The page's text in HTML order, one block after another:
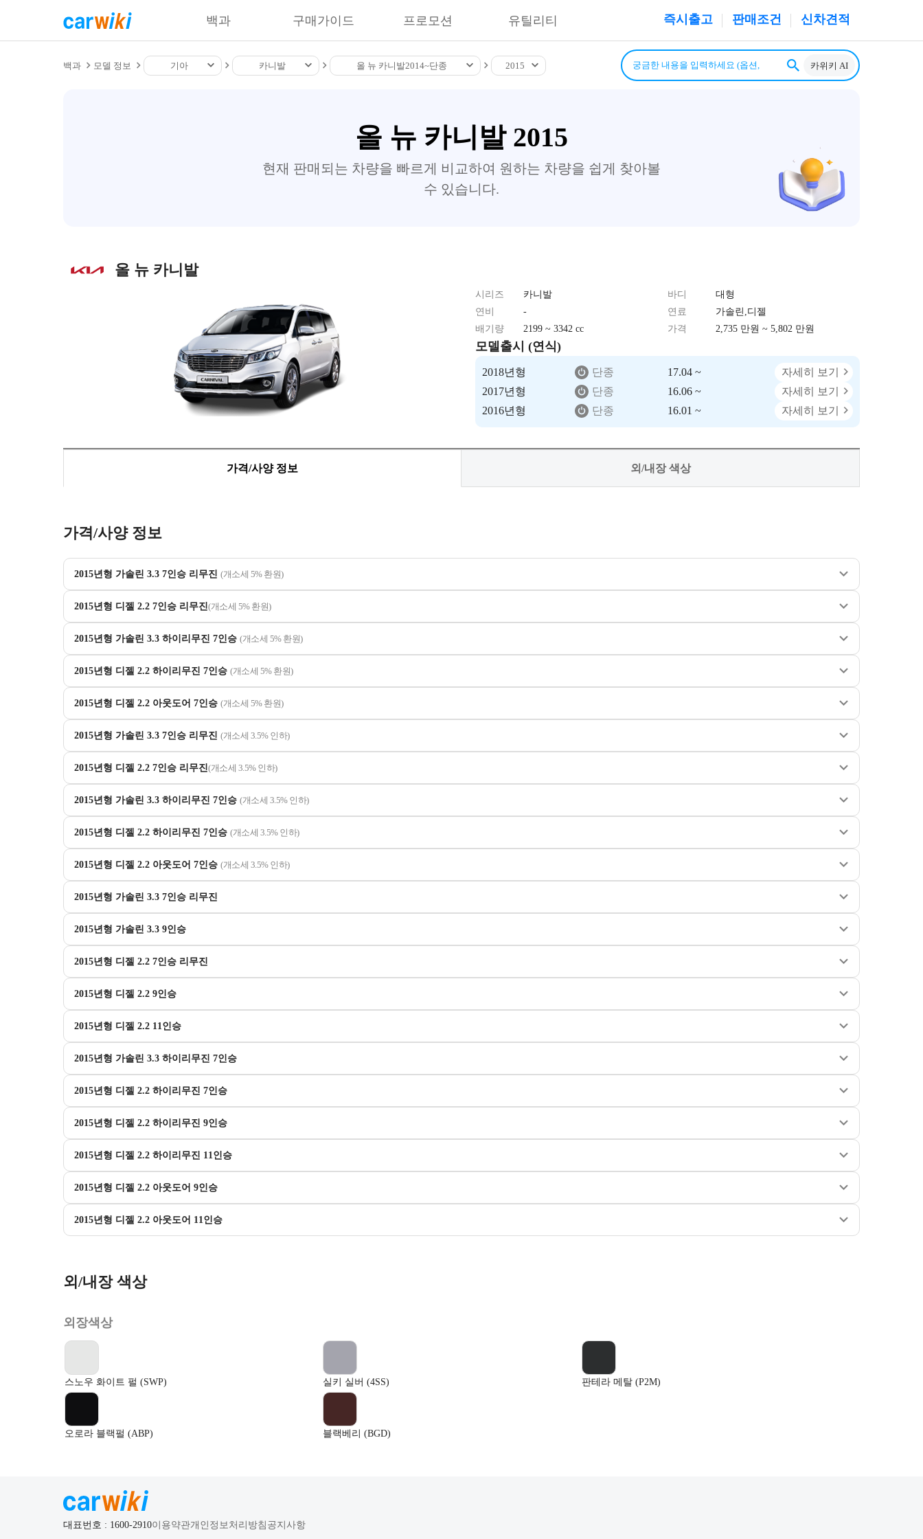
즉시출고 판매조건 신차견적
백과 구매가이드 프로모션 유틸리티
백과 모델 정보 기아 카니발 올 뉴 카니발2014~단종 2015 카위키 AI
올 뉴 카니발 2015
현재 판매되는 차량을 빠르게 비교하여 원하는 차량을 쉽게 찾아볼
수 있습니다.
올 뉴 카니발
시리즈 카니발 바디
대형
연비
- 연료
가솔린,디젤
배기량
2199 ~ 3342 cc 가격 2,735 만원 ~ 5,802 만원
모델출시 (연식)
2018년형 단종 17.04 ~
자세히 보기
2017년형
단종 16.06 ~
자세히 보기
2016년형
단종 16.01 ~ 자세히 보기
가격/사양 정보 외/내장 색상
가격/사양 정보
2015년형 가솔린 3.3 7인승 리무진 (개소세 5% 환원)
2015년형 디젤 2.2 7인승 리무진 (개소세 5% 환원)
2015년형 가솔린 3.3 하이리무진 7인승 (개소세 5% 환원)
2015년형 디젤 2.2 하이리무진 7인승 (개소세 5% 환원)
2015년형 디젤 2.2 아웃도어 7인승 (개소세 5% 환원)
2015년형 가솔린 3.3 7인승 리무진 (개소세 3.5% 인하)
2015년형 디젤 2.2 7인승 리무진 (개소세 3.5% 인하)
2015년형 가솔린 3.3 하이리무진 7인승 (개소세 3.5% 인하)
2015년형 디젤 2.2 하이리무진 7인승 (개소세 3.5% 인하)
2015년형 디젤 2.2 아웃도어 7인승 (개소세 3.5% 인하)
2015년형 가솔린 3.3 7인승 리무진
2015년형 가솔린 3.3 9인승
2015년형 디젤 2.2 7인승 리무진
2015년형 디젤 2.2 9인승
2015년형 디젤 2.2 11인승
2015년형 가솔린 3.3 하이리무진 7인승
2015년형 디젤 2.2 하이리무진 7인승
2015년형 디젤 2.2 하이리무진 9인승
2015년형 디젤 2.2 하이리무진 11인승
2015년형 디젤 2.2 아웃도어 9인승
2015년형 디젤 2.2 아웃도어 11인승
외/내장 색상
외장색상
스노우 화이트 펄 (SWP) 실키 실버 (4SS) 판테라 메탈 (P2M)
오로라 블랙펄 (ABP) 블랙베리 (BGD)
대표번호 : 1600-2910이용약관개인정보처리방침 공지사항